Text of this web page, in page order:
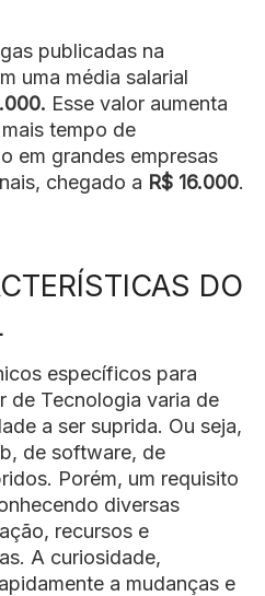
publicadas na
uma média salarial
Esse valor aumenta
tempo de
em grandes empresas
chegado a R$ 16.000.
DO
específicos para
de Tecnologia varia de
a ser suprida. Ou seja,
de software, de
Porém, um requisito
diversas
recursos e
A curiosidade,
a mudanças e